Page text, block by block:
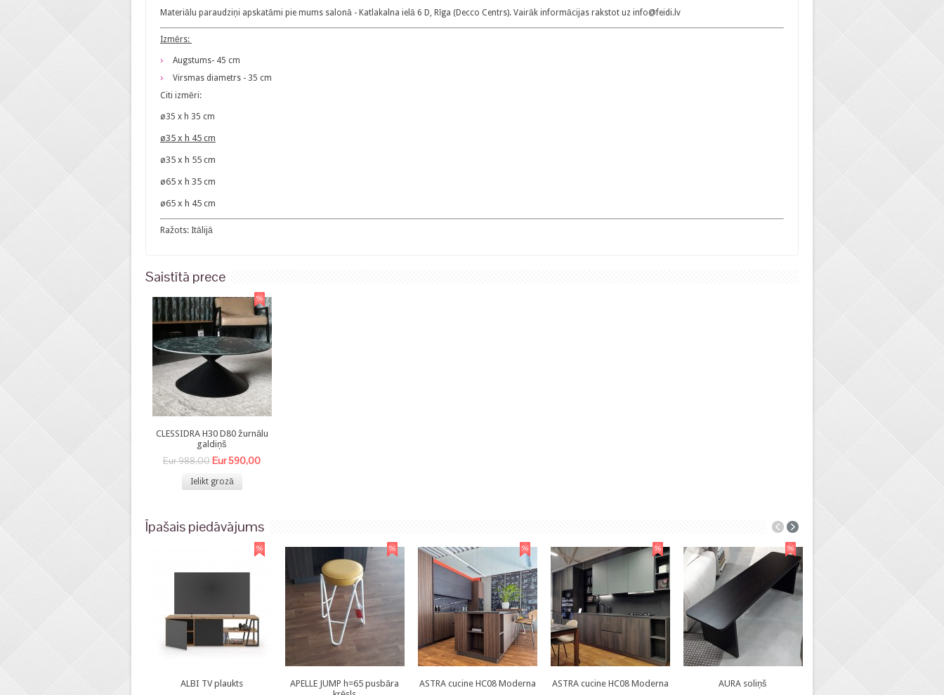
Materiālu paraudziņi apskatāmi pie mums salonā - Katlakalna ielā 6 D, Rīga (Decco Centrs). Vairāk informācijas rakstot uz info@feidi.lv
Izmērs:
Augstums- 45 cm
Virsmas diametrs - 35 cm
Citi izmēri:
ø35 x h 35 cm
ø35 x h 45 cm
ø35 x h 55 cm
ø65 x h 35 cm
ø65 x h 45 cm
Ražots: Itālijā
Saistītā prece
CLESSIDRA H30 D80 žurnālu
galdiņš
Eur 988,00Eur 590,00
Ielikt grozā
Īpašais piedāvājums
ALBI TV plaukts
APELLE JUMP h=65 pusbāra
ASTRA cucine HC08 Moderna ASTRA cucine HC08 Moderna AURA soliņš